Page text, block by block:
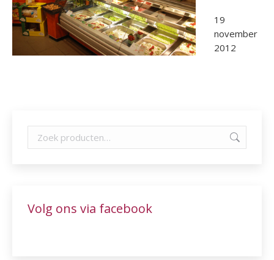
19
november
2012
Volg ons via facebook